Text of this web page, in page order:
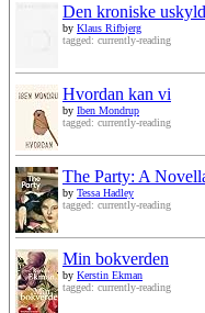
Den kroniske uskyld
by Klaus Rifbjerg
tagged: currently-reading
Hvordan kan vi
by Iben Mondrup
tagged: currently-reading
The Party: A
by Tessa Hadley
tagged: currently-reading
Min bokverden
by Kerstin Ekman
tagged: currently-reading